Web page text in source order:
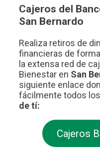
Cajeros del
San Bernardo
Realiza retiros de
financieras de
la extensa red de
Bienestar en San
siguiente enlace
fácilmente todos los
de tí:
Cajeros